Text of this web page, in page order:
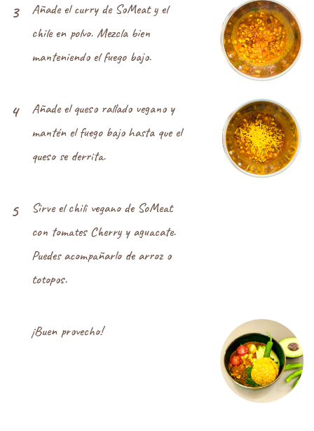
3
Añade el curry de SoMeat y el
chile en polvo. Mezcla bien
manteniendo el fuego bajo.
4
Añade el queso rallado vegano y
mantén el fuego bajo hasta que el
queso se derrita.
5
Sirve el chili vegano de SoMeat
con tomates Cherry y aguacate.
Puedes acompañarlo de arroz o
totopos.
¡Buen provecho!